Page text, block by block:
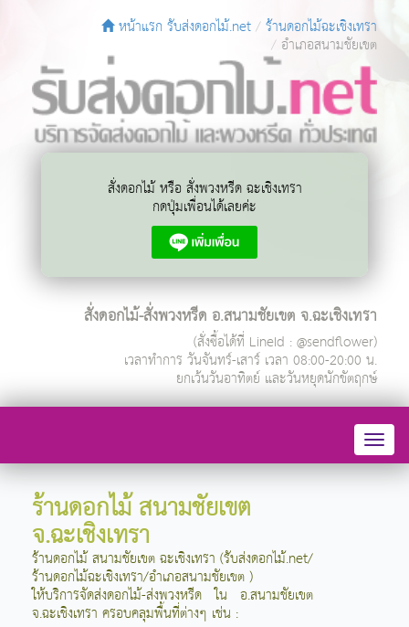
หน้าแรก รับส่งดอกไม้.net ร้านดอกไม้ฉะเชิงเทรา
อำเภอสนามชัยเขต
สั่งดอกไม้ หรือ สั่งพวงหรีด ฉะเชิงเทรา
กดปุ่มเพื่อนได้เลยค่ะ
สั่งดอกไม้-สั่งพวงหรีด อ.สนามชัยเขต จ.ฉะเชิงเทรา
(สั่งซื้อได้ที่ LineId : @sendflower)
เวลาทำการ วันจันทร์-เสาร์ เวลา 08:00-20:00 น.
ยกเว้นวันอาทิตย์ และวันหยุดนักขัตฤกษ์
ร้านดอกไม้ สนามชัยเขต
จ.ฉะเชิงเทรา
ร้านดอกไม้ สนามชัยเขต ฉะเชิงเทรา (รับส่งดอกไม้.net/
ร้านดอกไม้ฉะเชิงเทรา/อำเภอสนามชัยเขต )
ให้บริการจัดส่งดอกไม้-ส่งพวงหรีด ใน อ.สนามชัยเขต
จ.ฉะเชิงเทรา ครอบคลุมพื้นที่ต่างๆ เช่น :